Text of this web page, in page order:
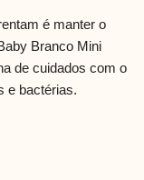
é manter o
Branco Mini
de cuidados com o
e bactérias.